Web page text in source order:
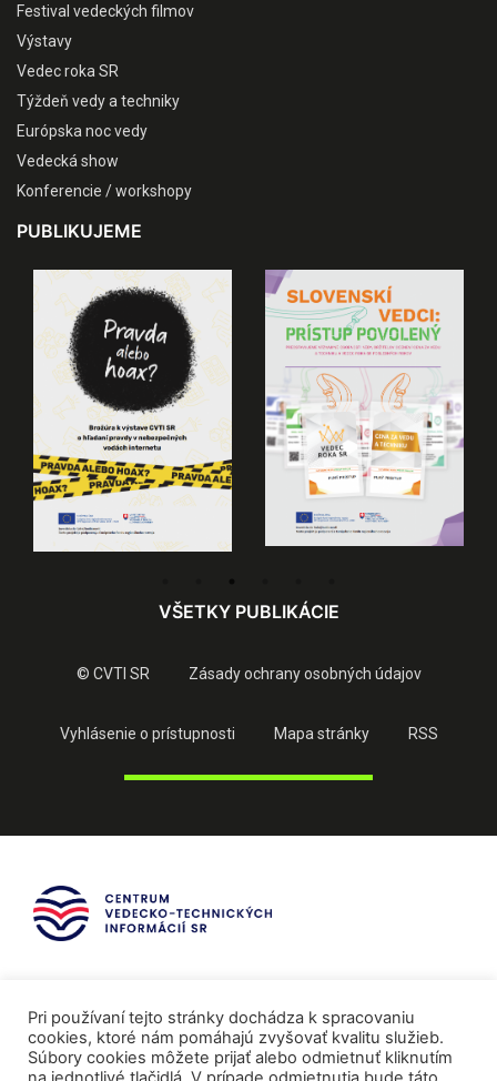
Festival vedeckých filmov
Výstavy
Vedec roka SR
Týždeň vedy a techniky
Európska noc vedy
Vedecká show
Konferencie / workshopy
PUBLIKUJEME
VŠETKY PUBLIKÁCIE
© CVTI SR Zásady ochrany osobných údajov
Vyhlásenie o prístupnosti Mapa stránky RSS
Pri používaní tejto stránky dochádza k spracovaniu
cookies, ktoré nám pomáhajú zvyšovať kvalitu služieb.
Súbory cookies môžete prijať alebo odmietnuť kliknutím